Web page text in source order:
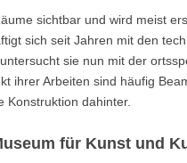
sichtbar und wird meist
sich seit Jahren mit den
sie nun mit der
ihrer Arbeiten sind häufig
Konstruktion dahinter.
für Kunst und